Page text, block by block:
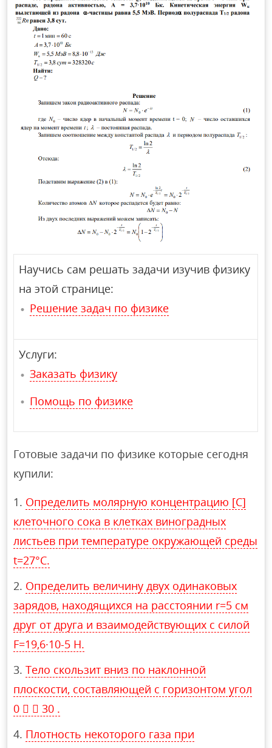
Научись сам решать задачи изучив физику
на этой странице:
Решение задач по физике
Услуги:
Заказать физику
Помощь по физике
Готовые задачи по физике которые сегодня
купили:
Определить молярную концентрацию [С]
клеточного сока в клетках виноградных
листьев при температуре окружающей среды
t=27°С.
Определить величину двух одинаковых
зарядов, находящихся на расстоянии r=5 см
друг от друга и взаимодействующих с силой
F=19,6·10-5 Н.
Тело скользит вниз по наклонной
плоскости, составляющей с горизонтом угол
0   30 .
Плотность некоторого газа при